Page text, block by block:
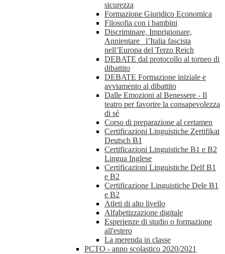
sicurezza
Formazione Giuridico Economica
Filosofia con i bambini
Discriminare, Imprigionare,
Annientare_ l’Italia fascista
nell’Europa del Terzo Reich
DEBATE dal protocollo al torneo di
dibattito
DEBATE Formazione iniziale e
avviamento al dibattito
Dalle Emozioni al Benessere - Il
teatro per favorire la consapevolezza
di sé
Corso di preparazione al certamen
Certificazioni Linguistiche Zertifikat
Deutsch B1
Certificazioni Linguistiche B1 e B2
Lingua Inglese
Certificazioni Linguistiche Delf B1
e B2
Certificazione Linguistiche Dele B1
e B2
Atleti di alto livello
Alfabetizzazione digitale
Esperienze di studio o formazione
all'estero
La merenda in classe
PCTO - anno scolastico 2020/2021